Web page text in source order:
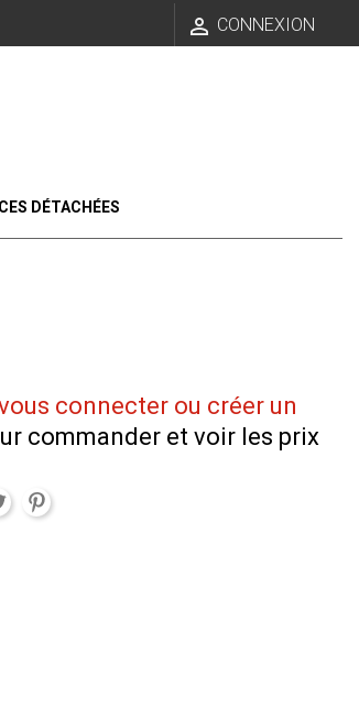
 CONNEXION
DÉTACHÉES
connecter ou créer un
commander et voir les prix